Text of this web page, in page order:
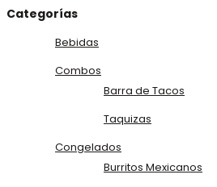
Categorías
Bebidas
Combos
Barra de Tacos
Taquizas
Congelados
Burritos Mexicanos